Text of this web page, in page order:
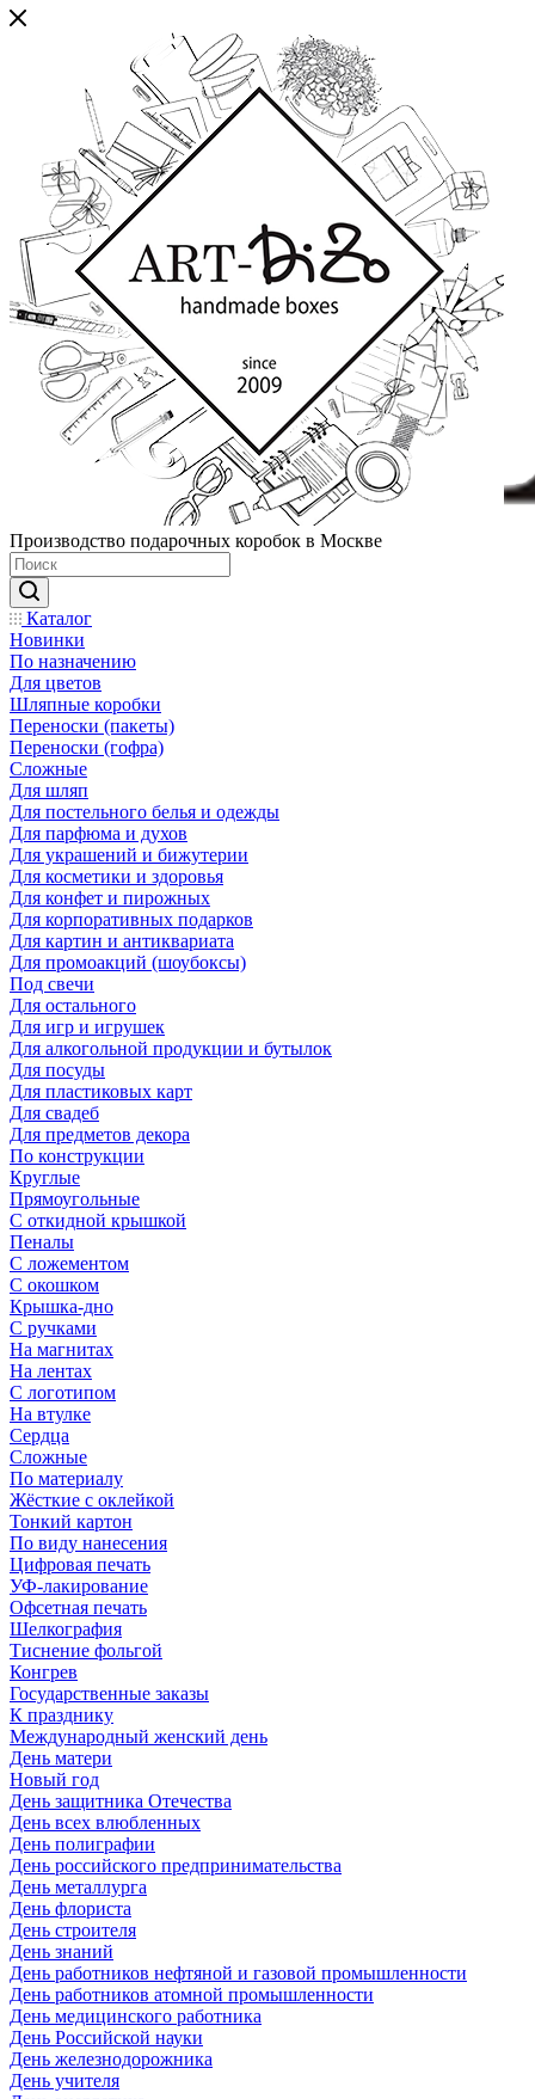
Производство подарочных коробок в Москве
Каталог
Новинки
По назначению
Для цветов
Шляпные коробки
Переноски (пакеты)
Переноски (гофра)
Сложные
Для шляп
Для постельного белья и одежды
Для парфюма и духов
Для украшений и бижутерии
Для косметики и здоровья
Для конфет и пирожных
Для корпоративных подарков
Для картин и антиквариата
Для промоакций (шоубоксы)
Под свечи
Для остального
Для игр и игрушек
Для алкогольной продукции и бутылок
Для посуды
Для пластиковых карт
Для свадеб
Для предметов декора
По конструкции
Круглые
Прямоугольные
С откидной крышкой
Пеналы
С ложементом
С окошком
Крышка-дно
С ручками
На магнитах
На лентах
С логотипом
На втулке
Сердца
Сложные
По материалу
Жёсткие с оклейкой
Тонкий картон
По виду нанесения
Цифровая печать
УФ-лакирование
Офсетная печать
Шелкография
Тиснение фольгой
Конгрев
Государственные заказы
К празднику
Международный женский день
День матери
Новый год
День защитника Отечества
День всех влюбленных
День полиграфии
День российского предпринимательства
День металлурга
День флориста
День строителя
День знаний
День работников нефтяной и газовой промышленности
День работников атомной промышленности
День медицинского работника
День Российской науки
День железнодорожника
День учителя